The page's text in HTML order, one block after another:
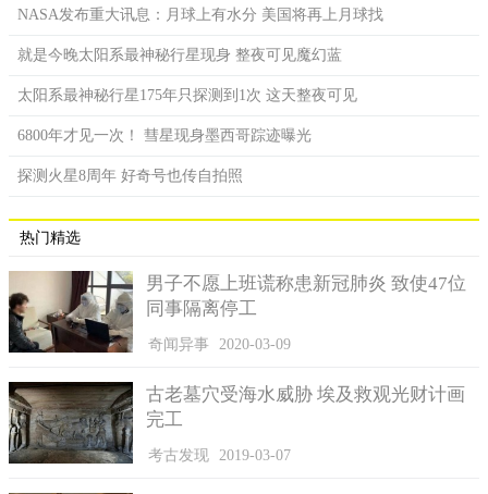
阿雷西博之所以面临崩塌，是因为8月份时受到热带风暴以赛
亚(Isaias)的摧残后，反射盘被从望远镜的三座塔楼之一的接口中
弹出来的一个辅助缆线砸中，还辅助缆线有3英寸的厚度，导致面
板上裂开了30.5米的间隙。本以为这次的意外只是偶然，但在11
月初，来自同一座塔的主缆线却出现断裂并掉落到盘中，这个主
NASA发布重大讯息：月球上有水分 美国将再上月球找
就是今晚太阳系最神秘行星现身 整夜可见魔幻蓝
太阳系最神秘行星175年只探测到1次 这天整夜可见
6800年才见一次！ 彗星现身墨西哥踪迹曝光
探测火星8周年 好奇号也传自拍照
热门精选
男子不愿上班谎称患新冠肺炎 致使47位
同事隔离停工
奇闻异事 2020-03-09
古老墓穴受海水威胁 埃及救观光财计画
完工
考古发现 2019-03-07